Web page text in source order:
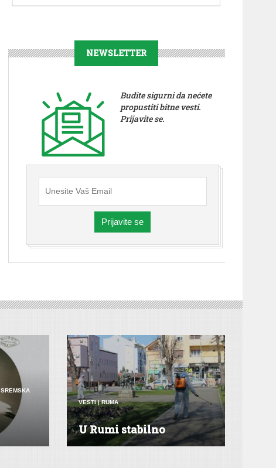
NEWSLETTER
Budite sigurni da nećete
propustiti bitne vesti.
Prijavite se.
Prijavite se
SREMSKA
VESTI|RUMA
U Rumi stabilno